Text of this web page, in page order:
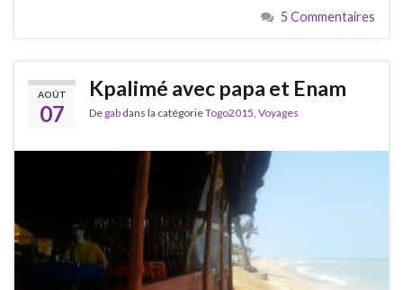
5 Commentaires
AOÛT
07
Kpalimé avec papa et Enam
De gab dans la catégorieTogo2015 Voyages